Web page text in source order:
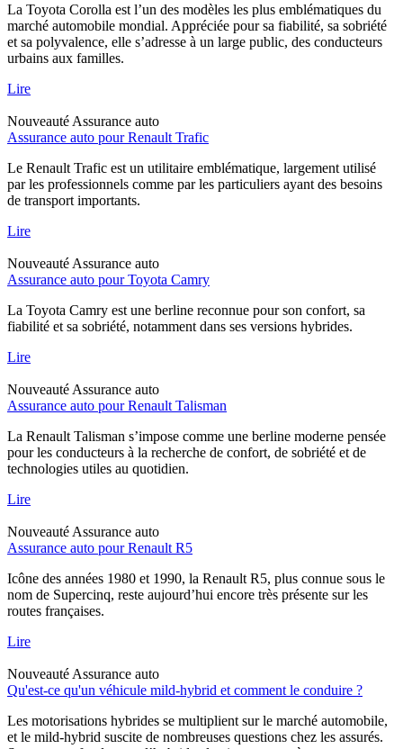
La Toyota Corolla est l’un des modèles les plus emblématiques du
marché automobile mondial. Appréciée pour sa fiabilité, sa sobriété
et sa polyvalence, elle s’adresse à un large public, des conducteurs
urbains aux familles.
Lire
Nouveauté Assurance auto
Assurance auto pour Renault Trafic
Le Renault Trafic est un utilitaire emblématique, largement utilisé
par les professionnels comme par les particuliers ayant des besoins
de transport importants.
Lire
Nouveauté Assurance auto
Assurance auto pour Toyota Camry
La Toyota Camry est une berline reconnue pour son confort, sa
fiabilité et sa sobriété, notamment dans ses versions hybrides.
Lire
Nouveauté Assurance auto
Assurance auto pour Renault Talisman
La Renault Talisman s’impose comme une berline moderne pensée
pour les conducteurs à la recherche de confort, de sobriété et de
technologies utiles au quotidien.
Lire
Nouveauté Assurance auto
Assurance auto pour Renault R5
Icône des années 1980 et 1990, la Renault R5, plus connue sous le
nom de Supercinq, reste aujourd’hui encore très présente sur les
routes françaises.
Lire
Nouveauté Assurance auto
Qu'est-ce qu'un véhicule mild-hybrid et comment le conduire ?
Les motorisations hybrides se multiplient sur le marché automobile,
et le mild-hybrid suscite de nombreuses questions chez les assurés.